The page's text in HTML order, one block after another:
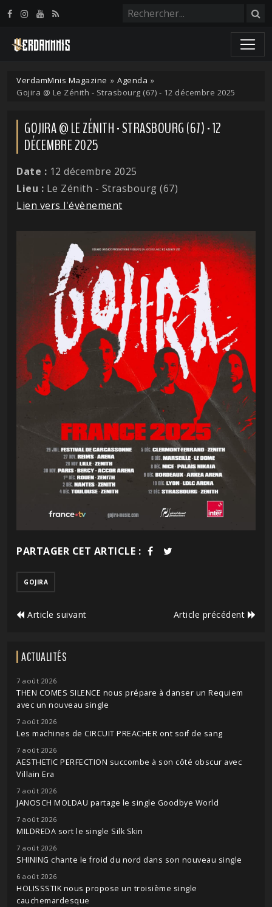
VerdamMnis Magazine » Agenda »
Gojira @ Le Zénith - Strasbourg (67) - 12 décembre 2025
GOJIRA @ LE ZÉNITH - STRASBOURG (67) - 12
DÉCEMBRE 2025
Date : 12 décembre 2025
Lieu : Le Zénith - Strasbourg (67)
Lien vers l'évènement
PARTAGER CET ARTICLE :
GOJIRA
Article suivant Article précédent
ACTUALITÉS
7 août 2026
THEN COMES SILENCE nous prépare à danser un Requiem
avec un nouveau single
7 août 2026
Les machines de CIRCUIT PREACHER ont soif de sang
7 août 2026
AESTHETIC PERFECTION succombe à son côté obscur avec
Villain Era
7 août 2026
JANOSCH MOLDAU partage le single Goodbye World
7 août 2026
MILDREDA sort le single Silk Skin
7 août 2026
SHINING chante le froid du nord dans son nouveau single
6 août 2026
HOLISSSTIK nous propose un troisième single
cauchemardesque
Panneau de gestion des cookies